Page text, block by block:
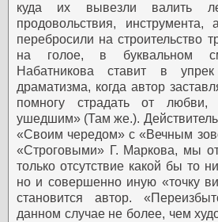
куда их вывезли валить
продовольствия,
перебросили на строительство
на голое, в буквальном
Набатникова ставит в
драматизма, когда автор
помногу страдать от
ушедшим» (Там же.).
«Своим чередом» с «Вечным
«Строговыми» Г. Маркова, мы
только отсутствие какой бы то
но и совершенно иную «точку
становится автор.
данном случае не более, чем